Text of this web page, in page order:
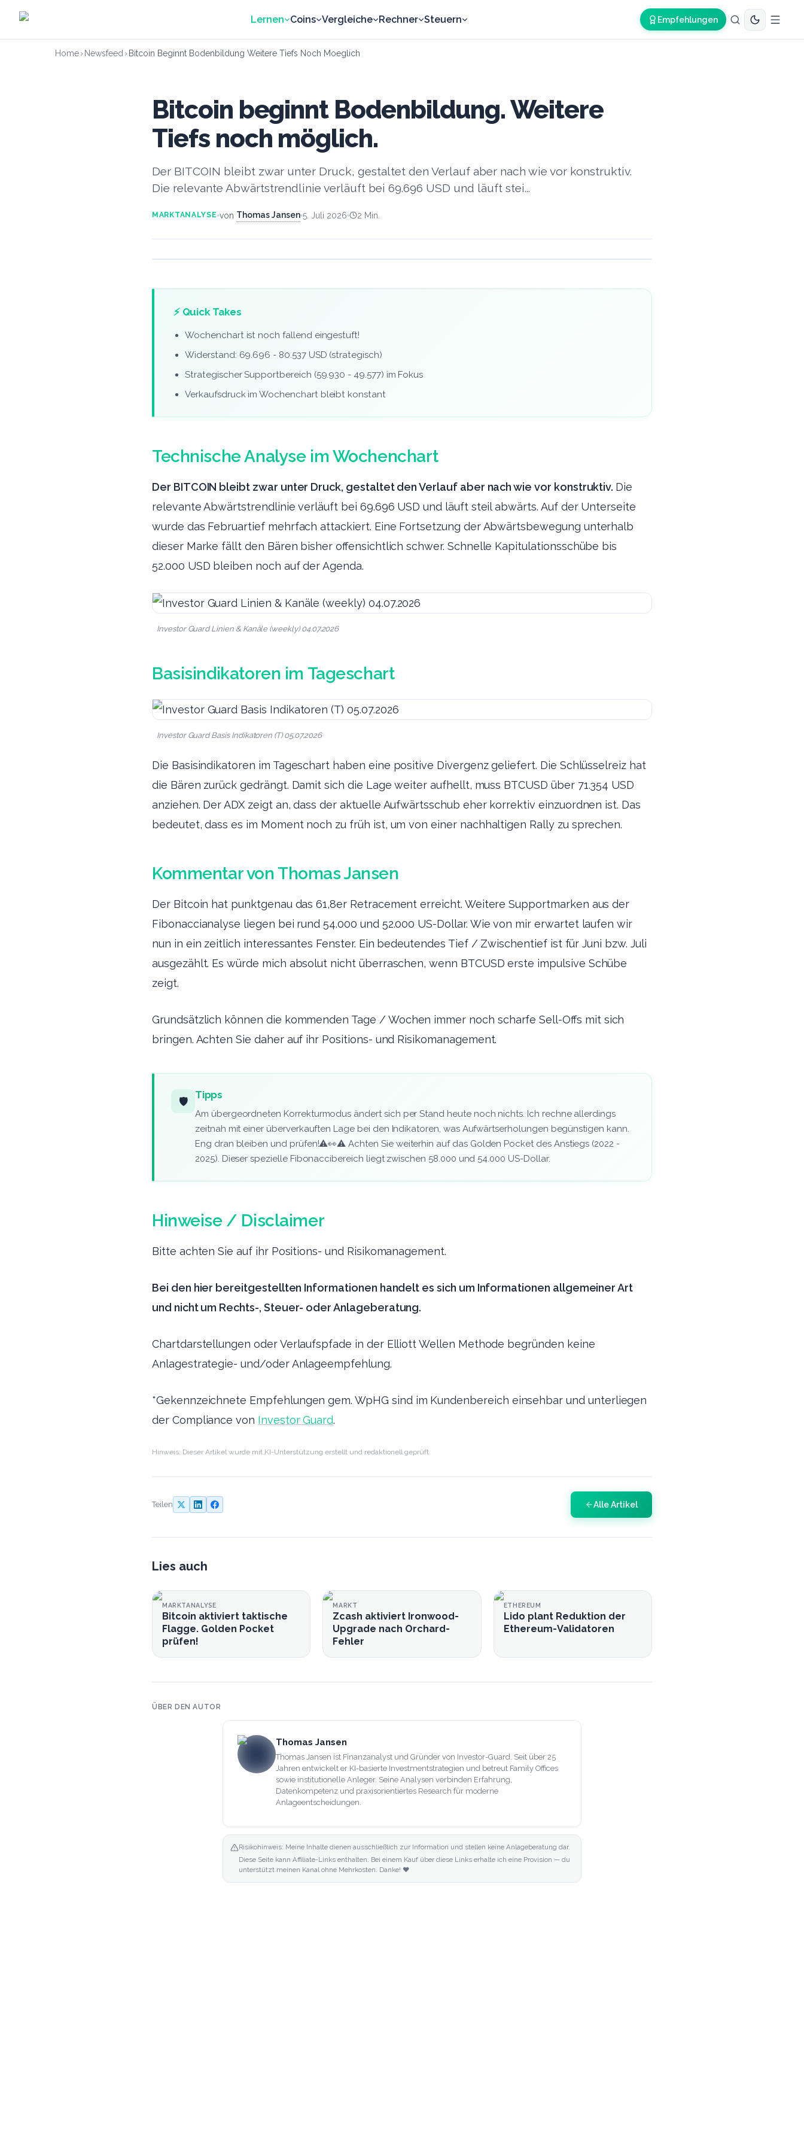
Lernen
Coins Vergleiche Rechner Steuern Empfehlungen
Home› Newsfeed › Bitcoin Beginnt Bodenbildung Weitere Tiefs Noch Moeglich
Bitcoin beginnt Bodenbildung. Weitere
Tiefs noch möglich.
Der BITCOIN bleibt zwar unter Druck, gestaltet den Verlauf aber nach wie vor konstruktiv.
Die relevante Abwärtstrendlinie verläuft bei 69.696 USD und läuft stei...
MARKTANALYSE von Thomas Jansen 5. Juli 2026 2 Min.
⚡ Quick Takes
Wochenchart ist noch fallend eingestuft!
Widerstand: 69.696 - 80.537 USD (strategisch)
Strategischer Supportbereich (59.930 - 49.577) im Fokus
Verkaufsdruck im Wochenchart bleibt konstant
Technische Analyse im Wochenchart
Der BITCOIN bleibt zwar unter Druck, gestaltet den Verlauf aber nach wie vor konstruktiv. Die
relevante Abwärtstrendlinie verläuft bei 69.696 USD und läuft steil abwärts. Auf der Unterseite
wurde das Februartief mehrfach attackiert. Eine Fortsetzung der Abwärtsbewegung unterhalb
dieser Marke fällt den Bären bisher offensichtlich schwer. Schnelle Kapitulationsschübe bis
52.000 USD bleiben noch auf der Agenda.
Investor Guard Linien & Kanäle (weekly) 04.07.2026
Basisindikatoren im Tageschart
Investor Guard Basis Indikatoren (T) 05.07.2026
Die Basisindikatoren im Tageschart haben eine positive Divergenz geliefert. Die Schlüsselreiz hat
die Bären zurück gedrängt. Damit sich die Lage weiter aufhellt, muss BTCUSD über 71.354 USD
anziehen. Der ADX zeigt an, dass der aktuelle Aufwärtsschub eher korrektiv einzuordnen ist. Das
bedeutet, dass es im Moment noch zu früh ist, um von einer nachhaltigen Rally zu sprechen.
Kommentar von Thomas Jansen
Der Bitcoin hat punktgenau das 61,8er Retracement erreicht. Weitere Supportmarken aus der
Fibonaccianalyse liegen bei rund 54.000 und 52.000 US-Dollar. Wie von mir erwartet laufen wir
nun in ein zeitlich interessantes Fenster. Ein bedeutendes Tief / Zwischentief ist für Juni bzw. Juli
ausgezählt. Es würde mich absolut nicht überraschen, wenn BTCUSD erste impulsive Schübe
zeigt.
Grundsätzlich können die kommenden Tage / Wochen immer noch scharfe Sell-Offs mit sich
bringen. Achten Sie daher auf ihr Positions- und Risikomanagement.
🛡️
Tipps
Am übergeordneten Korrekturmodus ändert sich per Stand heute noch nichts. Ich rechne allerdings
zeitnah mit einer überverkauften Lage bei den Indikatoren, was Aufwärtserholungen begünstigen kann.
Eng dran bleiben und prüfen!⚠️👀⚠️ Achten Sie weiterhin auf das Golden Pocket des Anstiegs (2022 -
2025). Dieser spezielle Fibonaccibereich liegt zwischen 58.000 und 54.000 US-Dollar.
Hinweise / Disclaimer
Bitte achten Sie auf ihr Positions- und Risikomanagement.
Bei den hier bereitgestellten Informationen handelt es sich um Informationen allgemeiner Art
und nicht um Rechts-, Steuer- oder Anlageberatung.
Chartdarstellungen oder Verlaufspfade in der Elliott Wellen Methode begründen keine
Anlagestrategie- und/oder Anlageempfehlung.
*Gekennzeichnete Empfehlungen gem. WpHG sind im Kundenbereich einsehbar und unterliegen
der Compliance von Investor Guard.
Hinweis: Dieser Artikel wurde mit KI-Unterstützung erstellt und redaktionell geprüft.
Teilen Alle Artikel
Lies auch
MARKTANALYSE
Bitcoin aktiviert taktische
Flagge. Golden Pocket
prüfen!
MARKT
Zcash aktiviert Ironwood-
Upgrade nach Orchard-
Fehler
ETHEREUM
Lido plant Reduktion der
Ethereum-Validatoren
ÜBER DEN AUTOR
Thomas Jansen
Thomas Jansen ist Finanzanalyst und Gründer von Investor-Guard. Seit über 25
Jahren entwickelt er KI-basierte Investmentstrategien und betreut Family Offices
sowie institutionelle Anleger. Seine Analysen verbinden Erfahrung,
Datenkompetenz und praxisorientiertes Research für moderne
Anlageentscheidungen.
Risikohinweis: Meine Inhalte dienen ausschließlich zur Information und stellen keine Anlageberatung dar.
Diese Seite kann Affiliate-Links enthalten. Bei einem Kauf über diese Links erhalte ich eine Provision — du
unterstützt meinen Kanal ohne Mehrkosten. Danke! ❤️